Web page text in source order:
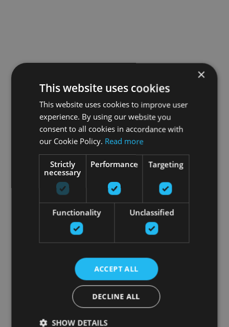
×
This website uses cookies
This website uses cookies to improve user
experience. By using our website you
consent to all cookies in accordance with
our Cookie Policy. Read more
Strictly
necessary
Performance Targeting
Functionality Unclassified
ACCEPT ALL
DECLINE ALL
SHOW DETAILS